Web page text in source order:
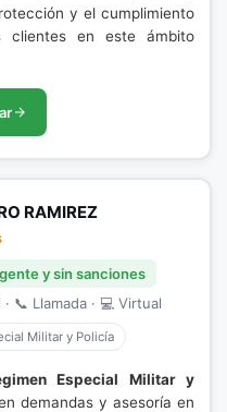
y el cumplimiento
clientes en este ámbito
RAMIREZ
y sin sanciones
📞 Llamada · 💻 Virtual
Militar y Policía
Especial Militar y
demandas y asesoría en